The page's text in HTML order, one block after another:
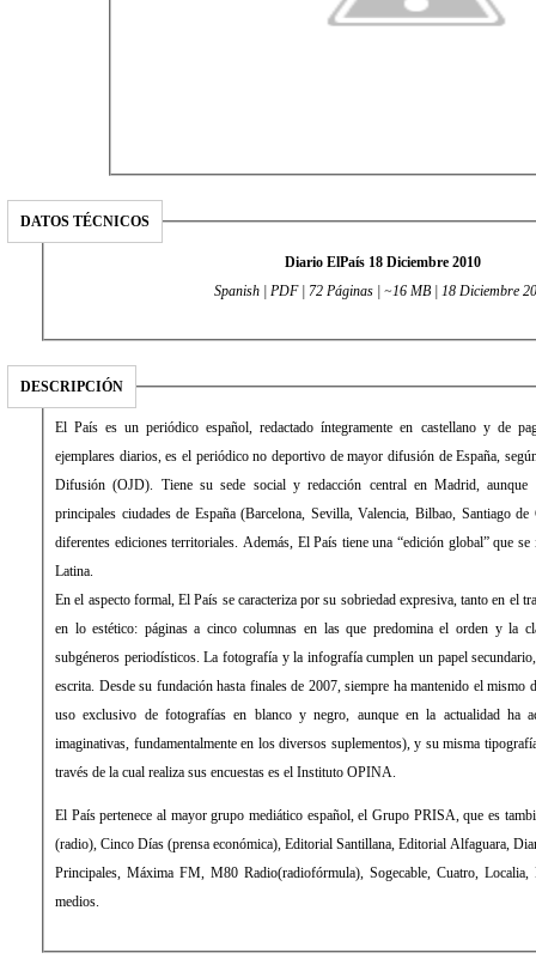
DATOS TÉCNICOS
Diario ElPaís 18 Diciembre 2010
Spanish | PDF | 72 Páginas | ~16 MB | 18 Diciembre
DESCRIPCIÓN
El País es un periódico español, redactado íntegramente en castellano y de
ejemplares diarios, es el periódico no deportivo de mayor difusión de España,
Difusión (OJD). Tiene su sede social y redacción central en Madrid, aunque
principales ciudades de España (Barcelona, Sevilla, Valencia, Bilbao, Santiago de
diferentes ediciones territoriales. Además, El País tiene una “edición global” que
Latina.
En el aspecto formal, El País se caracteriza por su sobriedad expresiva, tanto en el
en lo estético: páginas a cinco columnas en las que predomina el orden y la
subgéneros periodísticos. La fotografía y la infografía cumplen un papel
escrita. Desde su fundación hasta finales de 2007, siempre ha mantenido el mismo
uso exclusivo de fotografías en blanco y negro, aunque en la actualidad ha
imaginativas, fundamentalmente en los diversos suplementos), y su misma
través de la cual realiza sus encuestas es el Instituto OPINA.
El País pertenece al mayor grupo mediático español, el Grupo PRISA, que es
(radio), Cinco Días (prensa económica), Editorial Santillana, Editorial Alfaguara,
Principales, Máxima FM, M80 Radio(radiofórmula), Sogecable, Cuatro,
medios.